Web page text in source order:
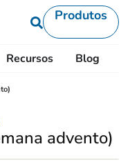
Produtos
Recursos Blog
advento)